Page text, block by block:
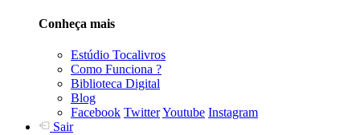
Conheça mais
Estúdio Tocalivros
Como Funciona ?
Biblioteca Digital
Blog
Facebook TwitterYoutube Instagram
Sair